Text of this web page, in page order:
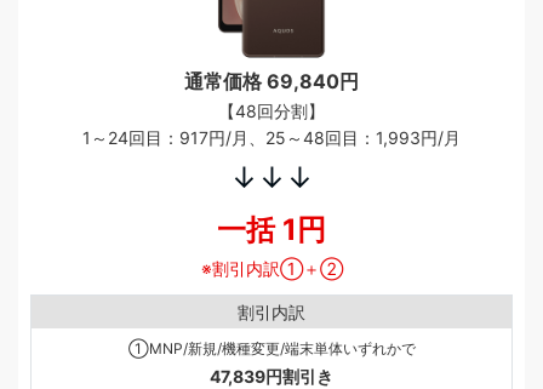
通常価格 69,840円
【48回分割】
1～24回目：917円/月、25～48回目：1,993円/月
↓↓↓
一括 1円
割引内訳①＋②
割引内訳
①MNP/新規/機種変更/端末単体いずれかで
47,839円割引き